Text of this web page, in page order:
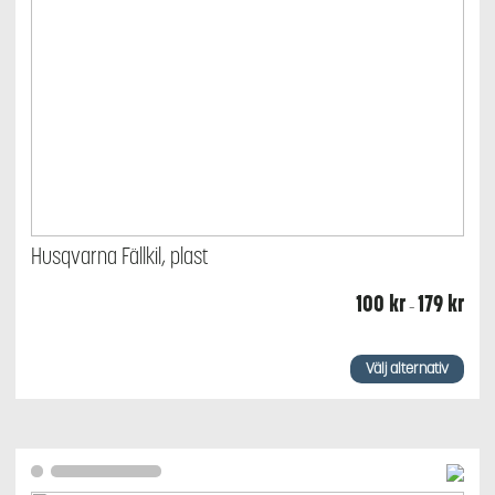
Husqvarna Fällkil, plast
100 kr–179kr
Välj alternativ
De
olika